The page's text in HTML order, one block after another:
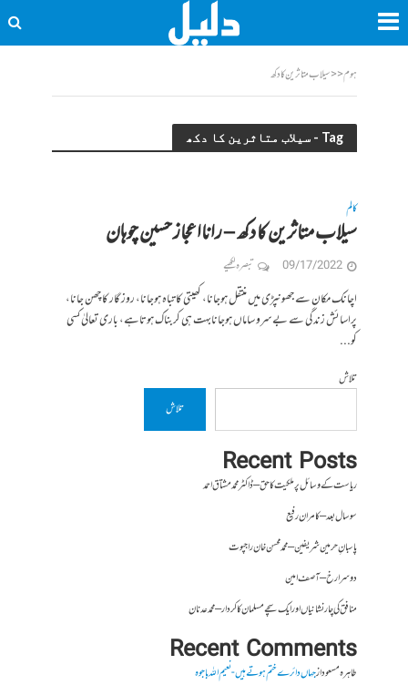
ہوم<<سیلاب متاثرین کا دکھ
Tag - سیلاب متاثرین کا دکھ
کالم
سیلاب متاثرین کا دکھ – رانااعجاز حسین چوہان
09/17/2022 تبصرہ لکھیے
اچانک مکان سے جھونپڑی میں منتقل ہوجانا، کھیتی کا تباہ ہوجانا، روز گار کا چھن جانا،
پراسائش زندگی سے بے سرو ساماں ہوجانابہت ہی کربناک ہوتاہے، باری تعالیٰ کسی
کو...
تلاش
تلاش
Recent Posts
ریاست کے وسائل پر ملکیت کا حق – ڈاکٹر محمد مشتاق احمد
سو سال بعد – کامران رفیع
پاسبانِ حرمین شریفین – محمد محسن خان راجپوت
دوسرا رخ – آصف امین
منافق کی چار نشانیاں اور ایک سچے مسلمان کا کردار – محمد عدنان
Recent Comments
طاہرہ مسعودازجہاں دائرے ختم ہوتے ہیں- نعیم اللہ باجوہ